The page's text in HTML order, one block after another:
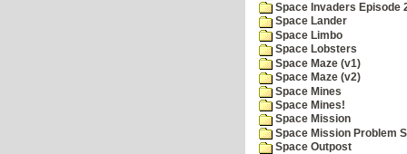
Space Invaders Episode
Space Lander
Space Limbo
Space Lobsters
Space Maze (v1)
Space Maze (v2)
Space Mines
Space Mines!
Space Mission
Space Mission Problem
Space Outpost